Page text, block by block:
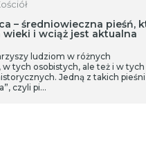
– średniowieczna pieśń,
wieki i wciąż jest aktualna
ludziom w różnych
tych osobistych, ale też i w tych
Jedną z takich
czyli pi…